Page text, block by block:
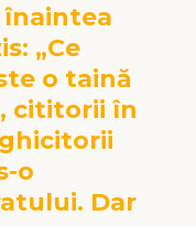
înaintea
„Ce
o taină
cititorii în
o
Dar